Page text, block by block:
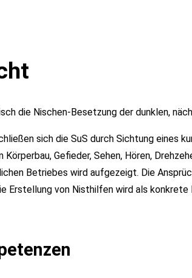
die Nischen-Besetzung der dunklen,
sich die SuS durch Sichtung eines
Körperbau, Gefieder, Sehen, Hören,
Betriebes wird aufgezeigt. Die
Erstellung von Nisthilfen wird als